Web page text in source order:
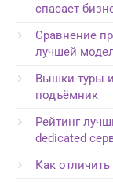
спасает
Сравнение
лучшей
Вышки-туры
подъёмник
Рейтинг
dedicated
Как